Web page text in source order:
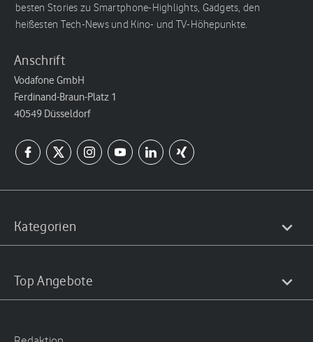
besten Stories zu Smartphone-Highlights, Gadgets, den
heißesten Tech-News und Kino- und TV-Höhepunkte.
Anschrift
Vodafone GmbH
Ferdinand-Braun-Platz 1
40549 Düsseldorf
Kategorien
Top Angebote